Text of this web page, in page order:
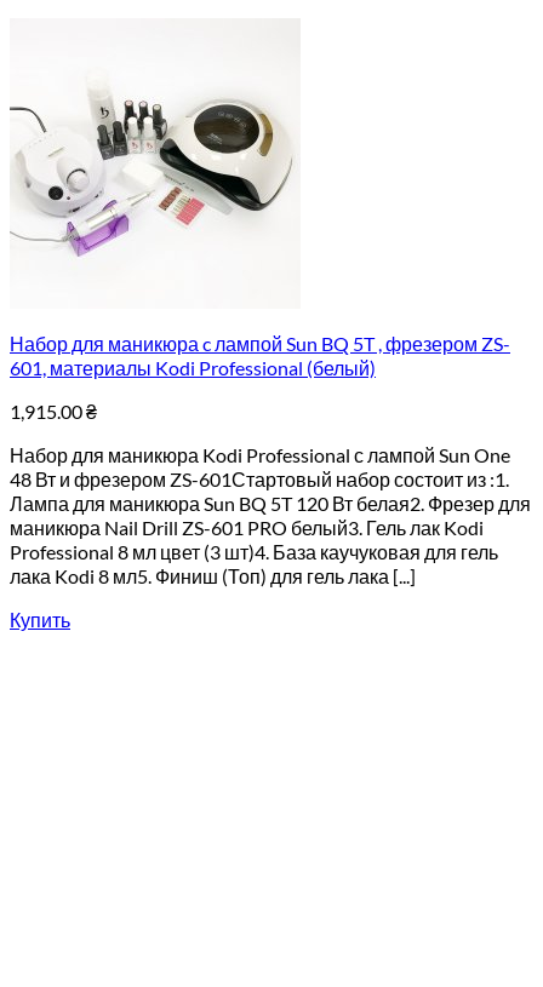
Набор для маникюра c лампой Sun BQ 5T , фрезером ZS-
601, материалы Kodi Professional (белый)
1,915.00₴
Набор для маникюра Kodi Professional с лампой Sun One
48 Вт и фрезером ZS-601Стартовый набор состоит из :1.
Лампа для маникюра Sun BQ 5T 120 Вт белая2. Фрезер для
маникюра Nail Drill ZS-601 PRO белый3. Гель лак Kodi
Professional 8 мл цвет (3 шт)4. База каучуковая для гель
лака Kodi 8 мл5. Финиш (Топ) для гель лака [...]
Купить